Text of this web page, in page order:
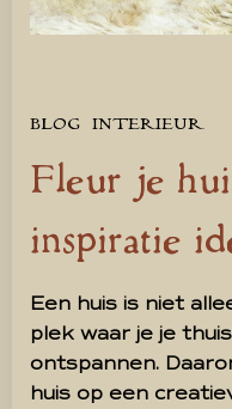
BLOG INTERIEUR
Fleur je
inspiratie
Een huis is niet
plek waar je je
ontspannen.
huis op een